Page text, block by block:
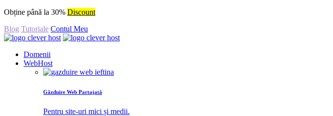
Obține până la 30% Discount
Blog Tutoriale Contul Meu
Domenii
WebHost
Găzduire Web Partajată
Pentru site-uri mici și medii.